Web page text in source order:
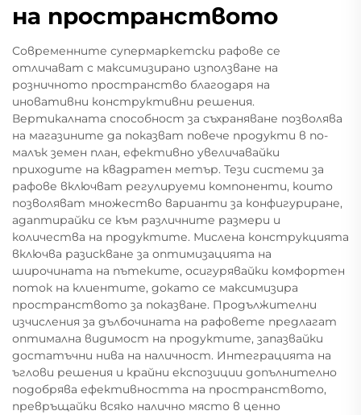
на пространството
Современните супермаркетски рафове се
отличават с максимизирано използване на
розничното пространство благодаря на
иновативни конструктивни решения.
Вертикалната способност за съхраняване позволява
на магазините да показват повече продукти в по-
малък земен план, ефективно увеличавайки
приходите на квадратен метър. Тези системи за
рафове включват регулируеми компоненти, които
позволяват множество варианти за конфигуриране,
адаптирайки се към различните размери и
количества на продуктите. Мислена конструкцията
включва разискване за оптимизацията на
широчината на пътеките, осигурявайки комфортен
поток на клиентите, докато се максимизира
пространството за показване. Продължителни
изчисления за дълбочината на рафовете предлагат
оптимална видимост на продуктите, запазвайки
достатъчни нива на наличност. Интеграцията на
ъглови решения и крайни експозиции допълнително
подобрява ефективността на пространството,
превръщайки всяко налично място в ценно